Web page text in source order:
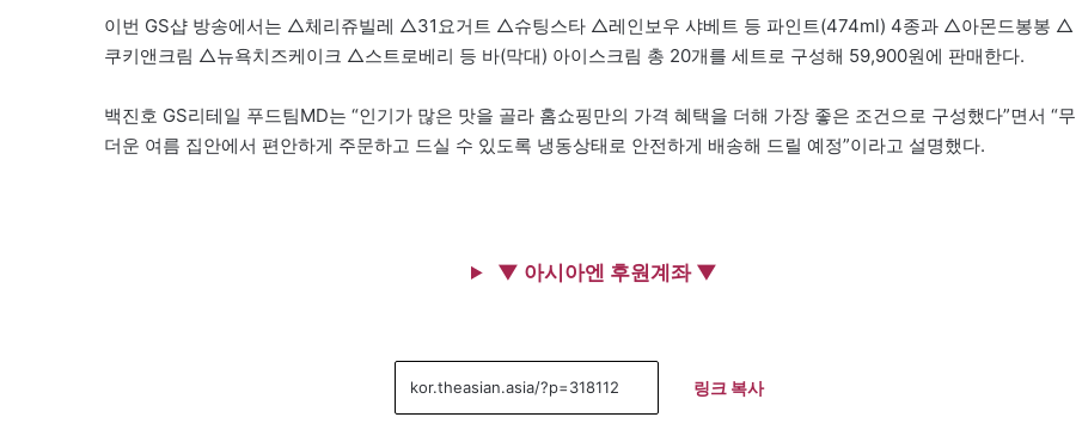
이번 GS샵 방송에서는 △체리쥬빌레 △31요거트 △슈팅스타 △레인보우 샤베트 등 파인트(474ml) 4종과 △아몬드봉봉 △
쿠키앤크림 △뉴욕치즈케이크 △스트로베리 등 바(막대) 아이스크림 총 20개를 세트로 구성해 59,900원에 판매한다.
백진호 GS리테일 푸드팀MD는 “인기가 많은 맛을 골라 홈쇼핑만의 가격 혜택을 더해 가장 좋은 조건으로 구성했다”면서 “무
더운 여름 집안에서 편안하게 주문하고 드실 수 있도록 냉동상태로 안전하게 배송해 드릴 예정”이라고 설명했다.
▼ 아시아엔 후원계좌 ▼
링크 복사